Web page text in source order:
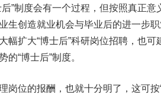
制度会有一个过程，但按照真正意
生创造就业机会与毕业后的进一步职
幅扩大“博士后”科研岗位招聘，也
“博士后”制度。
位的报酬，也就十分明了，这可按